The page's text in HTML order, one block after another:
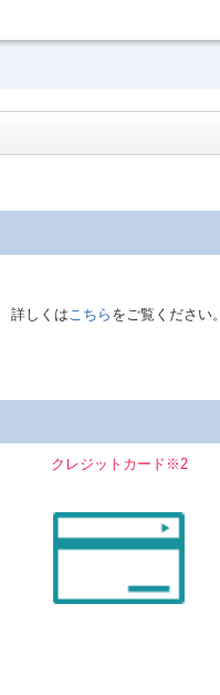
詳しくはこちら をご覧ください。
クレジットカード※2